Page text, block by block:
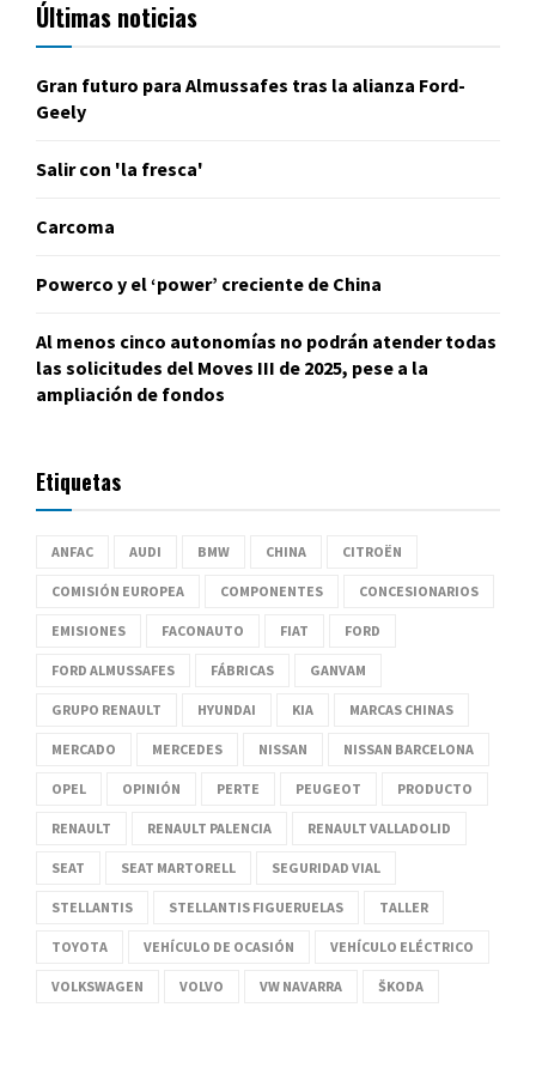
Últimas noticias
Gran futuro para Almussafes tras la alianza Ford-
Geely
Salir con 'la fresca'
Carcoma
Powerco y el ‘power’ creciente de China
Al menos cinco autonomías no podrán atender todas
las solicitudes del Moves III de 2025, pese a la
ampliación de fondos
Etiquetas
ANFAC AUDI BMW CHINA CITROËN
COMISIÓN EUROPEA COMPONENTES CONCESIONARIOS
EMISIONES FACONAUTO FIAT FORD
FORD ALMUSSAFES FÁBRICAS GANVAM
GRUPO RENAULT HYUNDAI KIA MARCAS CHINAS
MERCADO MERCEDES NISSAN NISSAN BARCELONA
OPEL OPINIÓN PERTE PEUGEOT PRODUCTO
RENAULT RENAULT PALENCIA RENAULT VALLADOLID
SEAT SEAT MARTORELL SEGURIDAD VIAL
STELLANTIS STELLANTIS FIGUERUELAS TALLER
TOYOTA VEHÍCULO DE OCASIÓN VEHÍCULO ELÉCTRICO
VOLKSWAGEN VOLVO VW NAVARRA ŠKODA